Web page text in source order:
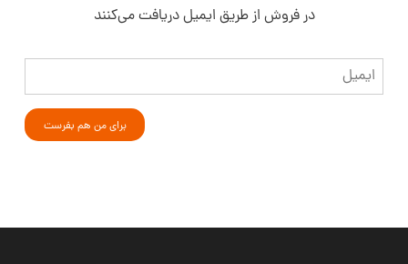
در فروش از طریق ایمیل دریافت می‌کنند
ایمیل